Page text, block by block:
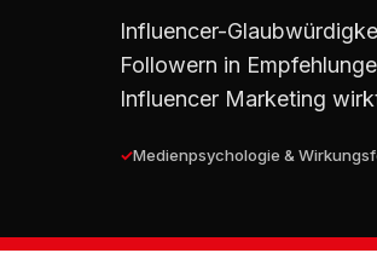
Influencer-
Followern in
Influencer Marketing
Medienpsychologie &